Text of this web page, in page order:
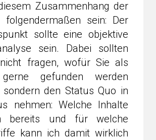
Zusammenhang der
folgendermaßen sein: Der
sollte eine objektive
sein. Dabei sollten
fragen, wofür Sie als
gefunden werden
sondern den Status Quo in
nehmen: Welche Inhalte
bereits und für welche
kann ich damit wirklich